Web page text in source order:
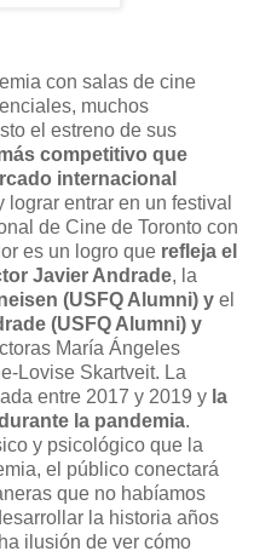
con salas de cine
muchos
el estreno de sus
competitivo que
internacional
lograr entrar en un festival
de Cine de Toronto con
es un logro que refleja el
Javier Andrade, la
(USFQ Alumni) y el
(USFQ Alumni) y
María Ángeles
Lovise Skartveit. La
entre 2017 y 2019 y la
la pandemia.
y psicológico que la
el público conectará
que no habíamos
la historia años
ilusión de ver cómo